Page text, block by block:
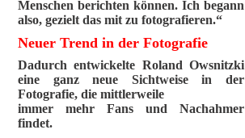
Menschen berichten können. Ich begann
also, gezielt das mit zu fotografieren.“
Neuer Trend in der Fotografie
Dadurch entwickelte Roland Owsnitzki
eine ganz neue Sichtweise in der
Fotografie, die mittlerweile
immer mehr Fans und Nachahmer
findet.